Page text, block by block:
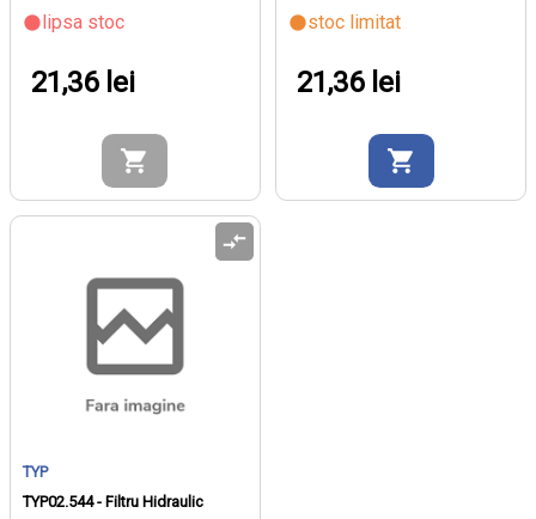
lipsa stoc
21,36 lei
stoc limitat
21,36 lei
TYP
TYP02.544 - Filtru Hidraulic